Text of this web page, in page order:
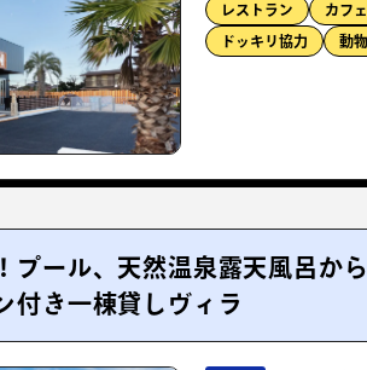
レストラン カフ
ドッキリ協力 動
プール、天然温泉露天風呂か
付き一棟貸しヴィラ